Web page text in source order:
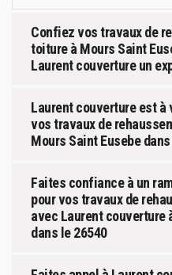
Confiez vos travaux de
toiture à Mours Saint
Laurent couverture un
Laurent couverture est
vos travaux de
Mours Saint Eusebe
Faites confiance à un
pour vos travaux de
avec Laurent couverture
dans le 26540